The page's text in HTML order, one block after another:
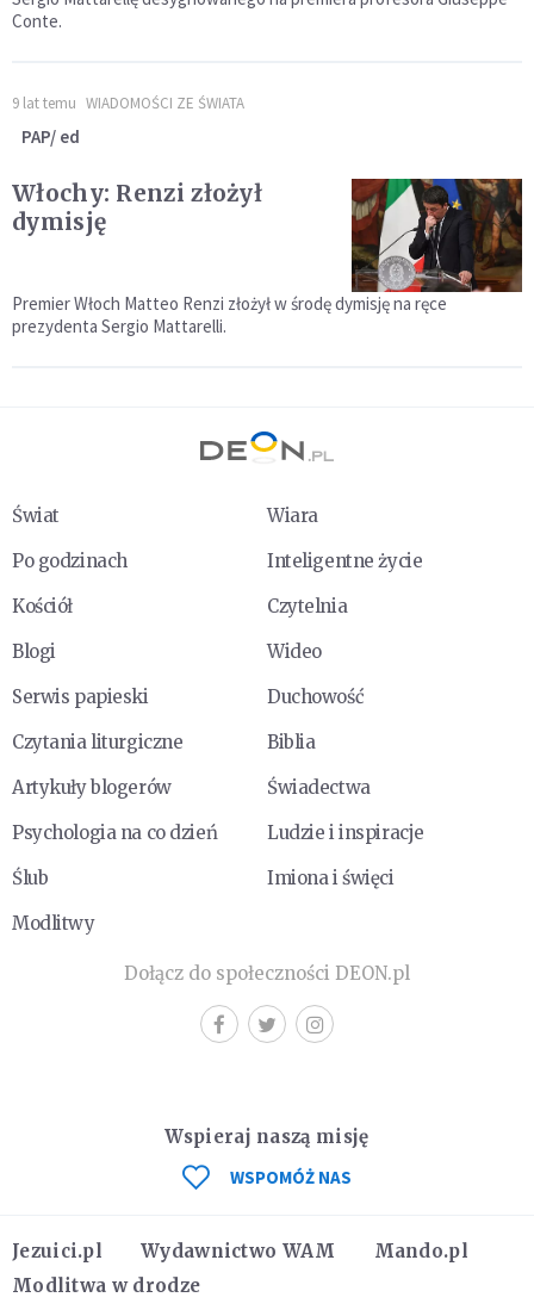
Conte.
9 lat temu WIADOMOŚCI ZE ŚWIATA
PAP/ ed
Włochy: Renzi złożył
dymisję
Premier Włoch Matteo Renzi złożył w środę dymisję na ręce
prezydenta Sergio Mattarelli.
Świat
Wiara
Po godzinach
Inteligentne życie
Kościół
Czytelnia
Blogi
Wideo
Serwis papieski
Duchowość
Czytania liturgiczne
Biblia
Artykuły blogerów
Świadectwa
Psychologia na co dzień
Ludzie i inspiracje
Ślub
Imiona i święci
Modlitwy
Dołącz do społeczności DEON.pl
Jezuici.pl Wydawnictwo WAM
Mando.pl
Modlitwa w drodze
Wspieraj naszą misję
WSPOMÓŻ NAS